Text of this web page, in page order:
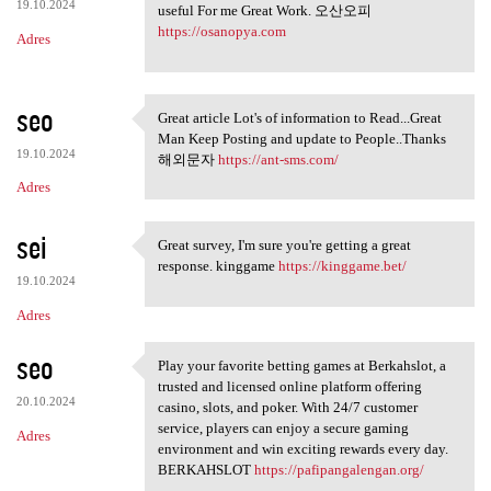
19.10.2024
Adres
useful For me Great Work. 오산오피
https://osanopya.com
seo
19.10.2024
Adres
Great article Lot's of
Great article Lot's of information to Read...Great
Man Keep Posting and update to People..Thanks
해외문자 https://ant-sms.com/
sei
19.10.2024
Adres
Great survey, I'm sure you're
Great survey, I'm sure you're getting a great
response. kinggame https://kinggame.bet/
seo
20.10.2024
Adres
Play your favorite betting
Play your favorite betting games at Berkahslot, a
trusted and licensed online platform offering
casino, slots, and poker. With 24/7 customer
service, players can enjoy a secure gaming
environment and win exciting rewards every day.
BERKAHSLOT https://pafipangalengan.org/